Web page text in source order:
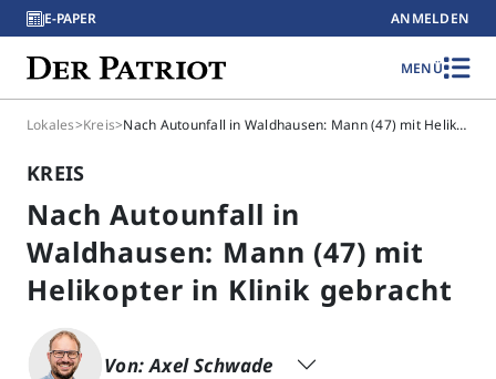
E-PAPER ANMELDEN
MENÜ
Lokales>Kreis> Nach Autounfall in Waldhausen: Mann (47) mit Helikopter in Klinik gebracht
KREIS
Nach Autounfall in
Waldhausen: Mann (47) mit
Helikopter in Klinik gebracht
Von: Axel Schwade